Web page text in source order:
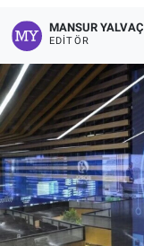
MANSUR YALVAÇ
EDITÖR